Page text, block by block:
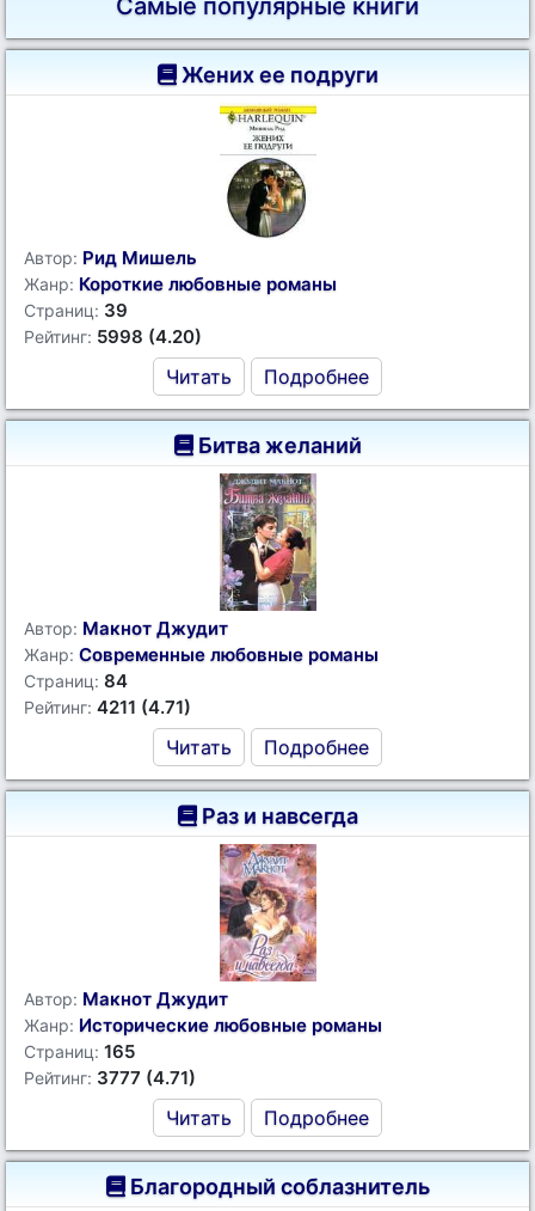
Самые популярные книги
Жених ее подруги
Автор: Рид Мишель
Жанр: Короткие любовные романы
Страниц: 39
Рейтинг: 5998 (4.20)
Читать Подробнее
Битва желаний
Автор: Макнот Джудит
Жанр: Современные любовные романы
Страниц: 84
Рейтинг: 4211 (4.71)
Читать Подробнее
Раз и навсегда
Автор: Макнот Джудит
Жанр: Исторические любовные романы
Страниц: 165
Рейтинг: 3777 (4.71)
Читать Подробнее
Благородный соблазнитель